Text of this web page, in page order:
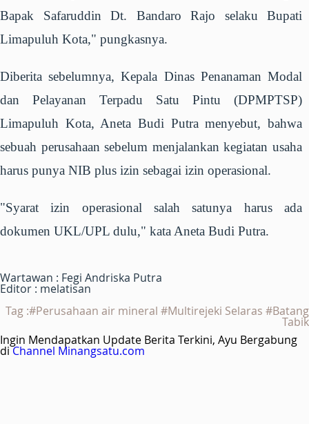
Bapak Safaruddin Dt. Bandaro Rajo selaku Bupati
Limapuluh Kota," pungkasnya.
Diberita sebelumnya, Kepala Dinas Penanaman Modal
dan Pelayanan Terpadu Satu Pintu (DPMPTSP)
Limapuluh Kota, Aneta Budi Putra menyebut, bahwa
sebuah perusahaan sebelum menjalankan kegiatan usaha
harus punya NIB plus izin sebagai izin operasional.
"Syarat izin operasional salah satunya harus ada
dokumen UKL/UPL dulu," kata Aneta Budi Putra.
Wartawan : Fegi Andriska Putra
Editor : melatisan
Tag :#Perusahaan air mineral #Multirejeki Selaras #Batang
Tabik
Ingin Mendapatkan Update Berita Terkini, Ayu Bergabung
diChannel Minangsatu.com